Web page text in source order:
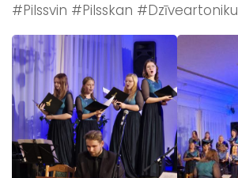
#Pilssvin #Pilsskan #Dzīveartoniku